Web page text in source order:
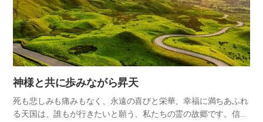
神様と共に歩みながら昇天
死も悲しみも痛みもなく、永遠の喜びと栄華、幸福に満ちあふれ
る天国は、誰もが行きたいと願う、私たちの霊の故郷です。信仰